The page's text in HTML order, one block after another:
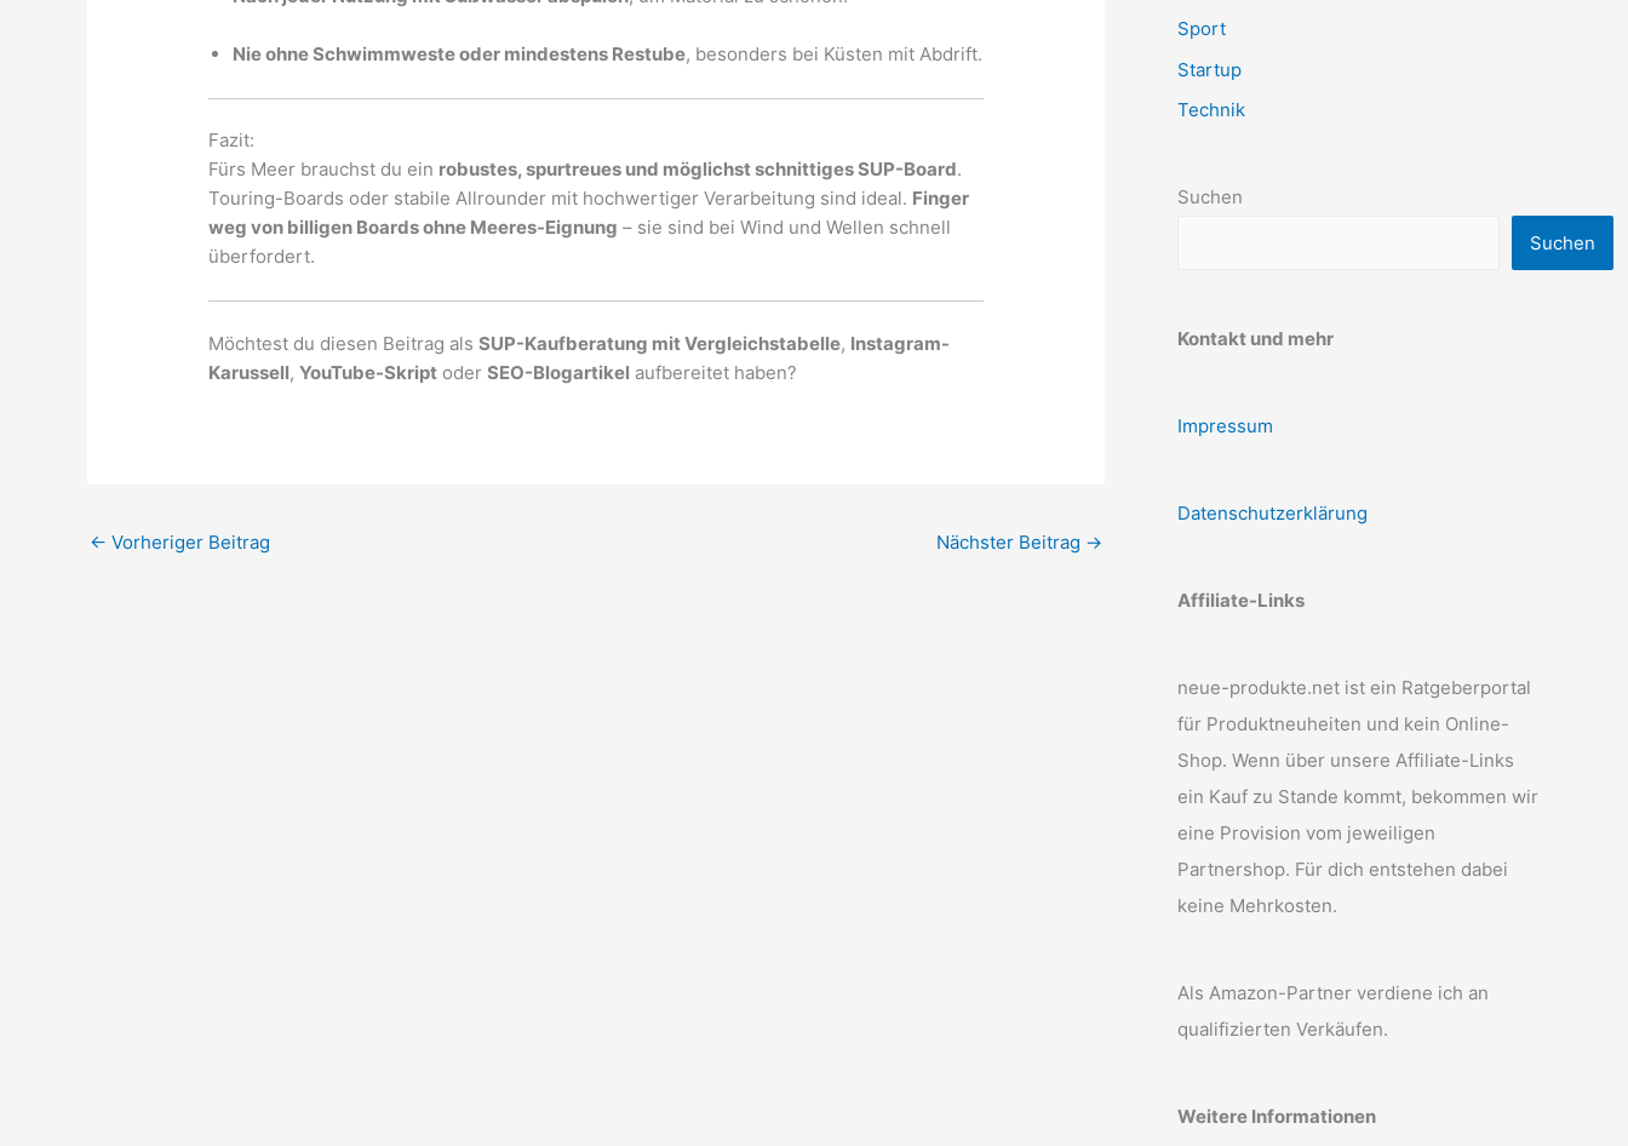
Nie ohne Schwimmweste oder mindestens Restube, besonders bei Küsten mit Abdrift.
Fazit:
Fürs Meer brauchst du ein robustes, spurtreues und möglichst schnittiges SUP-Board.
Touring-Boards oder stabile Allrounder mit hochwertiger Verarbeitung sind ideal. Finger
weg von billigen Boards ohne Meeres-Eignung – sie sind bei Wind und Wellen schnell
überfordert.
Möchtest du diesen Beitrag alsSUP-Kaufberatung mit Vergleichstabelle, Instagram-
Karussell,YouTube-Skript oderSEO-Blogartikel aufbereitet haben?
← Vorheriger Beitrag Nächster Beitrag →
Sport
Startup
Technik
Suchen
Suchen
Kontakt und mehr
Impressum
Datenschutzerklärung
Affiliate-Links
neue-produkte.net ist ein Ratgeberportal
für Produktneuheiten und kein Online-
Shop. Wenn über unsere Affiliate-Links
ein Kauf zu Stande kommt, bekommen wir
eine Provision vom jeweiligen
Partnershop. Für dich entstehen dabei
keine Mehrkosten.
Als Amazon-Partner verdiene ich an
qualifizierten Verkäufen.
Weitere Informationen